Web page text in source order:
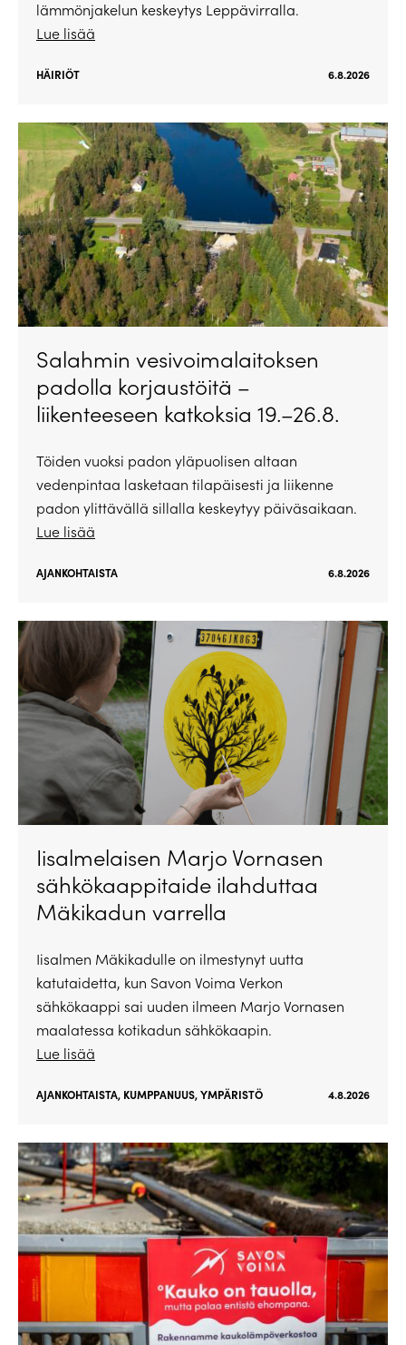
lämmönjakelun keskeytys Leppävirralla.
Lue lisää
HÄIRIÖT 6.8.2026
Salahmin vesivoimalaitoksen
padolla korjaustöitä –
liikenteeseen katkoksia 19.–26.8.
Töiden vuoksi padon yläpuolisen altaan
vedenpintaa lasketaan tilapäisesti ja liikenne
padon ylittävällä sillalla keskeytyy päiväsaikaan.
Lue lisää
AJANKOHTAISTA 6.8.2026
Iisalmelaisen Marjo Vornasen
sähkökaappitaide ilahduttaa
Mäkikadun varrella
Iisalmen Mäkikadulle on ilmestynyt uutta
katutaidetta, kun Savon Voima Verkon
sähkökaappi sai uuden ilmeen Marjo Vornasen
maalatessa kotikadun sähkökaapin.
Lue lisää
AJANKOHTAISTA, KUMPPANUUS,YMPÄRISTÖ 4.8.2026